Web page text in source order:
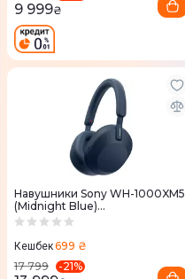
9 999₴
Навушники Sony WH-1000XM5
(Midnight Blue)
WH1000XM5L.CE7
Кешбек699 ₴
17 799
-21%